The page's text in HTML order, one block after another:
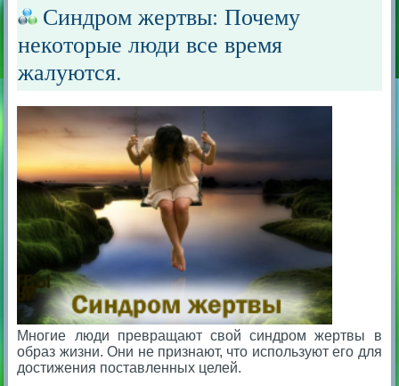
Синдром жертвы: Почему
некоторые люди все время
жалуются.
Многие люди превращают свой синдром жертвы в
образ жизни. Они не признают, что используют его для
достижения поставленных целей.